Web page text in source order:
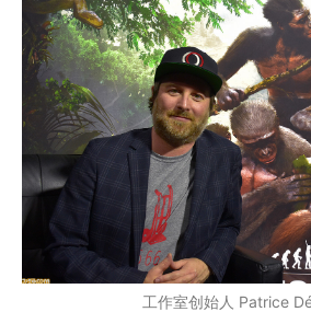
工作室创始人 Patrice